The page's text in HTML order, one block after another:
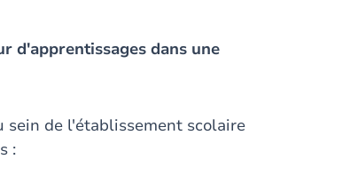
d'apprentissages dans une
sein de l'établissement scolaire
: